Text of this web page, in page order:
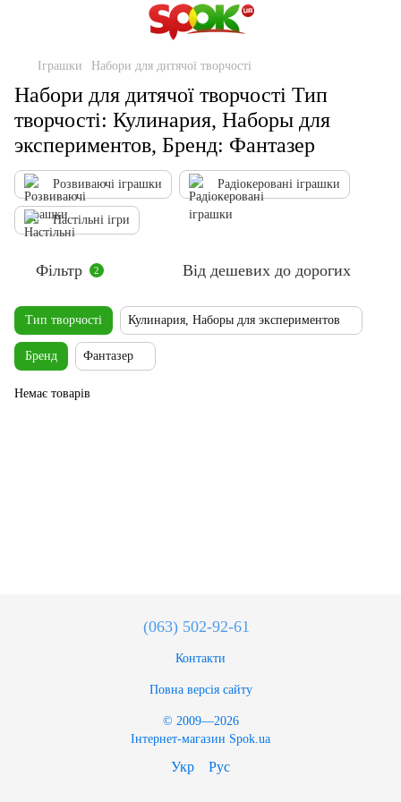
Іграшки Набори для дитячої творчості
Набори для дитячої творчості Тип
творчості: Кулинария, Наборы для
экспериментов, Бренд: Фантазер
Розвиваючі іграшки Радіокеровані іграшки
Настільні ігри
Фільтр 2 Від дешевих до дорогих
Тип творчості Кулинария, Наборы для экспериментов
Бренд Фантазер
Немає товарів
(063) 502-92-61
Контакти
Повна версія сайту
© 2009—2026
Інтернет-магазин Spok.ua
Укр Рус